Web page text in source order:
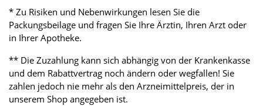
* Zu Risiken und Nebenwirkungen lesen Sie die
Packungsbeilage und fragen Sie Ihre Ärztin, Ihren Arzt oder
in Ihrer Apotheke.
** Die Zuzahlung kann sich abhängig von der Krankenkasse
und dem Rabattvertrag noch ändern oder wegfallen! Sie
zahlen jedoch nie mehr als den Arzneimittelpreis, der in
unserem Shop angegeben ist.